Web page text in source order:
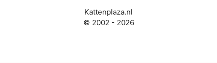
Kattenplaza.nl
© 2002 - 2026